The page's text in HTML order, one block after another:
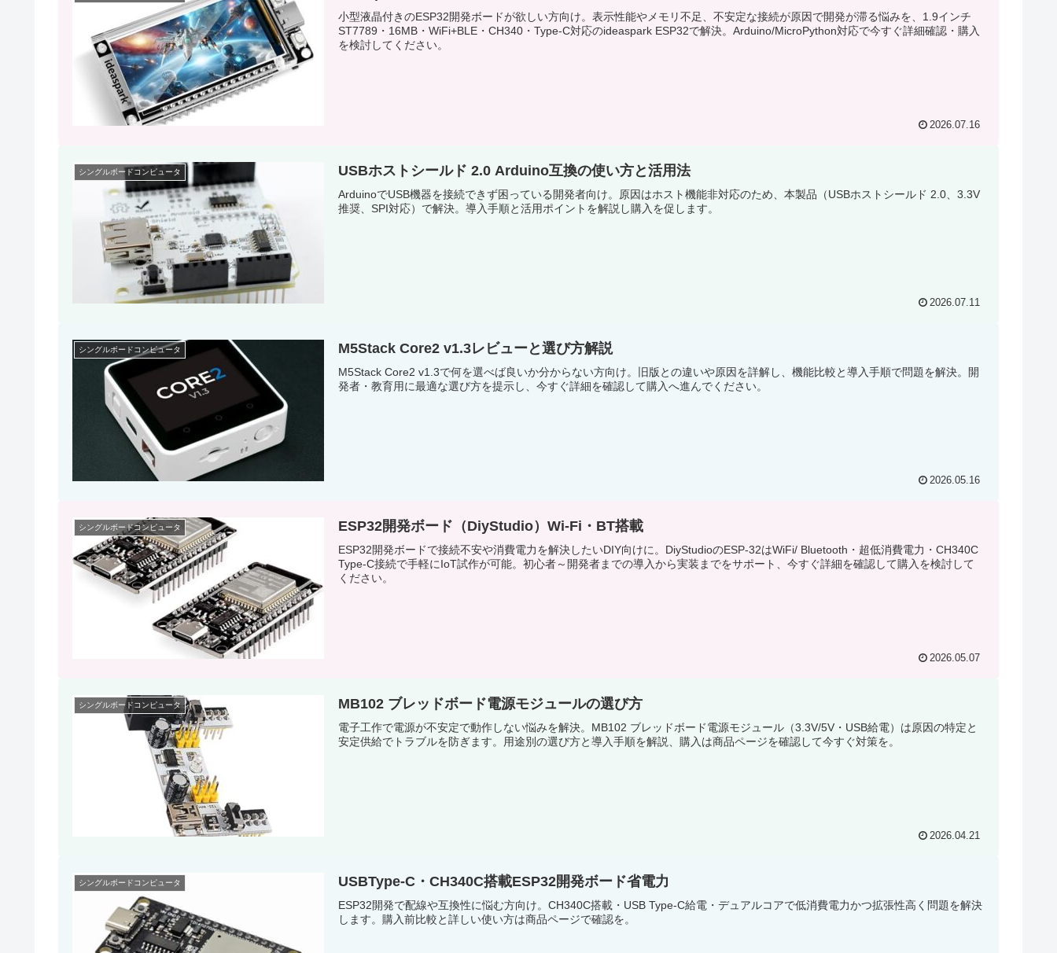
小型液晶付きのESP32開発ボードが欲しい方向け。表示性能やメモリ不足、不安定な接続が原因で開発が滞る悩みを、1.9インチ
ST7789・16MB・WiFi+BLE・CH340・Type-C対応のideaspark ESP32で解決。Arduino/MicroPython対応で今すぐ詳細確認・購入
を検討してください。
2026.07.16
シングルボードコンピュータ USBホストシールド 2.0 Arduino互換の使い方と活用法
ArduinoでUSB機器を接続できず困っている開発者向け。原因はホスト機能非対応のため、本製品（USBホストシールド 2.0、3.3V
推奨、SPI対応）で解決。導入手順と活用ポイントを解説し購入を促します。
2026.07.11
シングルボードコンピュータ M5Stack Core2 v1.3レビューと選び方解説
M5Stack Core2 v1.3で何を選べば良いか分からない方向け。旧版との違いや原因を詳解し、機能比較と導入手順で問題を解決。開
発者・教育用に最適な選び方を提示し、今すぐ詳細を確認して購入へ進んでください。
2026.05.16
シングルボードコンピュータ ESP32開発ボード（DiyStudio）Wi-Fi・BT搭載
ESP32開発ボードで接続不安や消費電力を解決したいDIY向けに。DiyStudioのESP-32はWiFi/ Bluetooth・超低消費電力・CH340C
Type-C接続で手軽にIoT試作が可能。初心者～開発者までの導入から実装までをサポート、今すぐ詳細を確認して購入を検討して
ください。
2026.05.07
シングルボードコンピュータ MB102 ブレッドボード電源モジュールの選び方
電子工作で電源が不安定で動作しない悩みを解決。MB102 ブレッドボード電源モジュール（3.3V/5V・USB給電）は原因の特定と
安定供給でトラブルを防ぎます。用途別の選び方と導入手順を解説、購入は商品ページを確認して今すぐ対策を。
2026.04.21
シングルボードコンピュータ USBType-C・CH340C搭載ESP32開発ボード省電力
ESP32開発で配線や互換性に悩む方向け。CH340C搭載・USB Type-C給電・デュアルコアで低消費電力かつ拡張性高く問題を解決
します。購入前比較と詳しい使い方は商品ページで確認を。